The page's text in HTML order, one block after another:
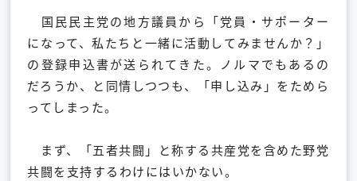
国民民主党の地方議員から「党員・サポーター
になって、私たちと一緒に活動してみませんか？」
の登録申込書が送られてきた。ノルマでもあるの
だろうか、と同情しつつも、「申し込み」をためら
ってしまった。
まず、「五者共闘」と称する共産党を含めた野党
共闘を支持するわけにはいかない。